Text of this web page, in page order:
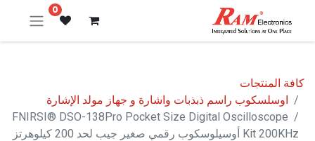
0
كافة المنتجات
اوسلسكوب راسم ذبذبات واشارة و جهاز مولد الإشارة
FNIRSI® DSO-138Pro Pocket Size Digital Oscilloscope
Kit 200KHz أوسيلوسكوب رقمي صغير جيب لحد 200 كيلوهرتز